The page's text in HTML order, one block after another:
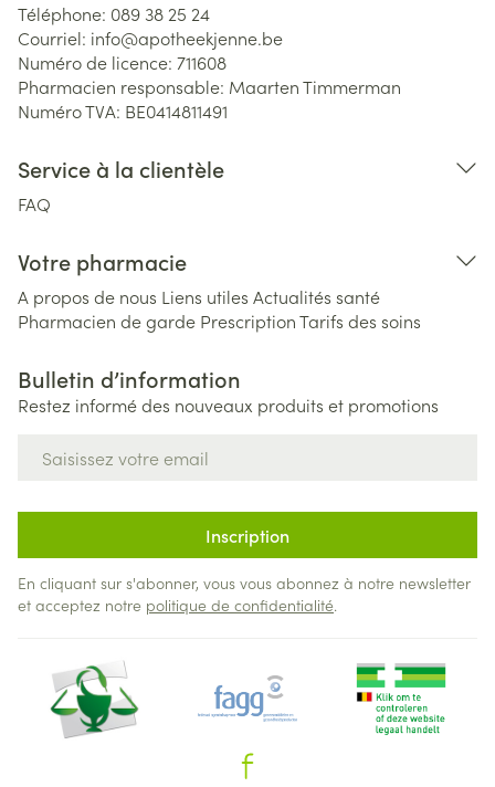
Téléphone: 089 38 25 24
Courriel: info@apotheekjenne.be
Numéro de licence: 711608
Pharmacien responsable: Maarten Timmerman
Numéro TVA: BE0414811491
Service à la clientèle
FAQ
Votre pharmacie
A propos de nous Liens utiles Actualités santé
Pharmacien de garde PrescriptionTarifs des soins
Bulletin d’information
Restez informé des nouveaux produits et promotions
Inscription
En cliquant sur s'abonner, vous vous abonnez à notre newsletter
et acceptez notre politique de confidentialité.